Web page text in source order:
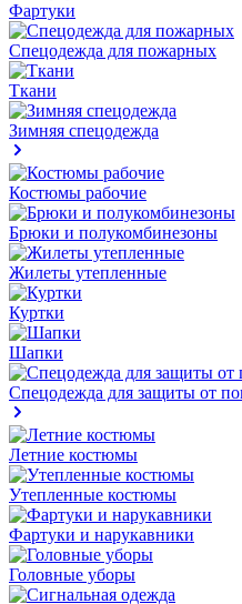
Фартуки
Спецодежда для пожарных
Ткани
Зимняя спецодежда
Костюмы рабочие
Брюки и полукомбинезоны
Жилеты утепленные
Куртки
Шапки
Спецодежда для защиты от
Летние костюмы
Утепленные костюмы
Фартуки и нарукавники
Головные уборы